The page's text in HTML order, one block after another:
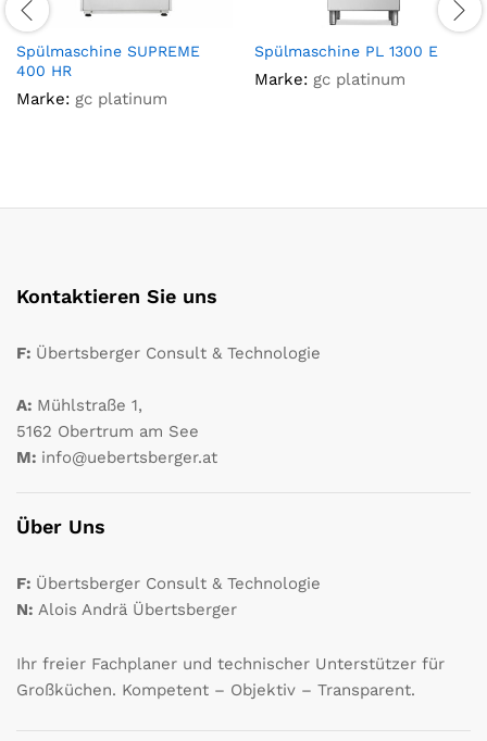
Spülmaschine SUPREME
400 HR
Marke: gc platinum
Spülmaschine PL 1300 E
Marke: gc platinum
Kontaktieren Sie uns
F: Übertsberger Consult & Technologie
A: Mühlstraße 1,
5162 Obertrum am See
M: info@uebertsberger.at
Über Uns
F: Übertsberger Consult & Technologie
N: Alois Andrä Übertsberger
Ihr freier Fachplaner und technischer Unterstützer für
Großküchen. Kompetent – Objektiv – Transparent.